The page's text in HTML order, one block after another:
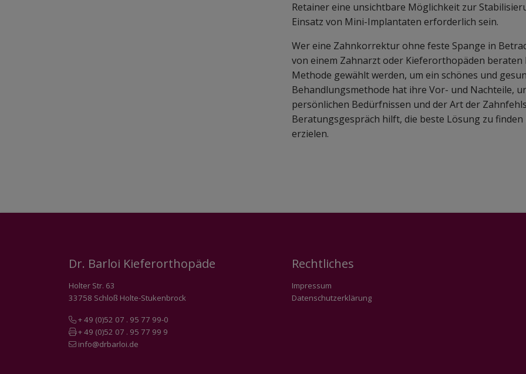
Retainer eine unsichtbare Möglichkeit zur
Einsatz von Mini-Implantaten erforderlich sein.
Wer eine Zahnkorrektur ohne feste Spange in
von einem Zahnarzt oder Kieferorthopäden beraten
Methode gewählt werden, um ein schönes und
Behandlungsmethode hat ihre Vor- und Nachteile,
persönlichen Bedürfnissen und der Art der
Beratungsgespräch hilft, die beste Lösung zu
erzielen.
Dr. Barloi Kieferorthopäde
Holter Str. 63
33758 Schloß Holte-Stukenbrock
+ 49 (0)52 07 . 95 77 99-0
+ 49 (0)52 07 . 95 77 99 9
info@drbarloi.de
Rechtliches
Impressum
Datenschutzerklärung